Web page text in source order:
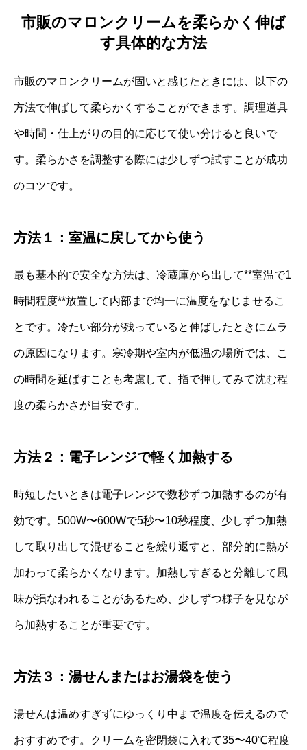
市販のマロンクリームを柔らかく伸ば
す具体的な方法
市販のマロンクリームが固いと感じたときには、以下の
方法で伸ばして柔らかくすることができます。調理道具
や時間・仕上がりの目的に応じて使い分けると良いで
す。柔らかさを調整する際には少しずつ試すことが成功
のコツです。
方法１：室温に戻してから使う
最も基本的で安全な方法は、冷蔵庫から出して**室温で1
時間程度**放置して内部まで均一に温度をなじませるこ
とです。冷たい部分が残っていると伸ばしたときにムラ
の原因になります。寒冷期や室内が低温の場所では、こ
の時間を延ばすことも考慮して、指で押してみて沈む程
度の柔らかさが目安です。
方法２：電子レンジで軽く加熱する
時短したいときは電子レンジで数秒ずつ加熱するのが有
効です。500W〜600Wで5秒〜10秒程度、少しずつ加熱
して取り出して混ぜることを繰り返すと、部分的に熱が
加わって柔らかくなります。加熱しすぎると分離して風
味が損なわれることがあるため、少しずつ様子を見なが
ら加熱することが重要です。
方法３：湯せんまたはお湯袋を使う
湯せんは温めすぎずにゆっくり中まで温度を伝えるので
おすすめです。クリームを密閉袋に入れて35〜40℃程度